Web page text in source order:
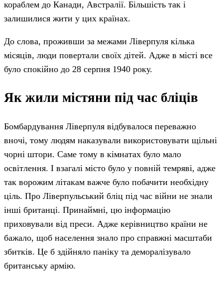
кораблем до Канади, Австралії. Більшість так і
залишилися жити у цих країнах.
До слова, проживши за межами Ліверпуля кілька
місяців, люди повертали своїх дітей. Адже в місті все
було спокійно до 28 серпня 1940 року.
Як жили містяни під час бліців
Бомбардування Ліверпуля відбувалося переважно
вночі, тому людям наказували використовувати щільні
чорні штори. Саме тому в кімнатах було мало
освітлення. І взагалі місто було у повній темряві, адже
так ворожим літакам важче було побачити необхідну
ціль. Про Ліверпульський бліц під час війни не знали
інші британці. Принаймні, цю інформацію
приховували від преси. Адже керівництво країни не
бажало, щоб населення знало про справжні масштаби
збитків. Це б здійняло паніку та деморалізувало
британську армію.